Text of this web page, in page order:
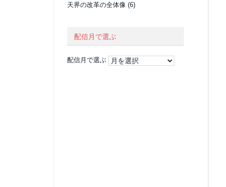
天界の改革の全体像 (6)
配信月で選ぶ
配信月で選ぶ